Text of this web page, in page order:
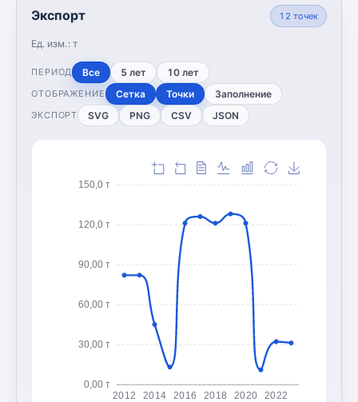
Экспорт
Ед. изм.: т
12 точек
ПЕРИОД Все 5 лет 10 лет
ОТОБРАЖЕНИЕ Сетка Точки Заполнение
ЭКСПОРТ SVG PNG CSV JSON
0,00 т
30,00 т
60,00 т
90,00 т
120,0 т
150,0 т
2012 2014 2016 2018 2020 2022